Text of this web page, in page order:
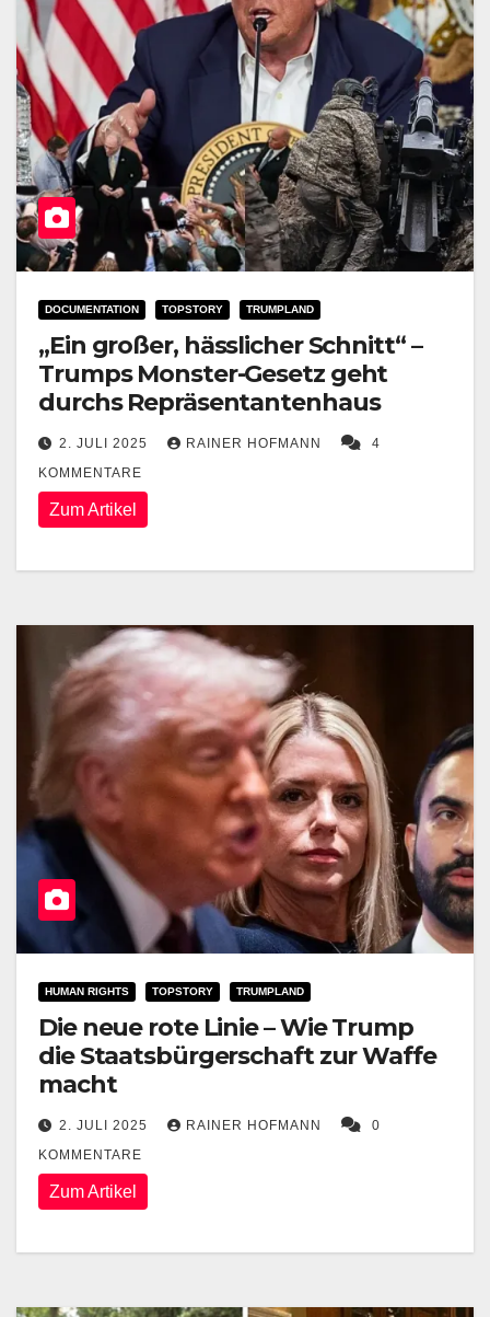
DOCUMENTATION TOPSTORY TRUMPLAND
„Ein großer, hässlicher Schnitt“ –
Trumps Monster-Gesetz geht
durchs Repräsentantenhaus
2. JULI 2025 RAINER HOFMANN
4
KOMMENTARE
Zum Artikel
HUMAN RIGHTS TOPSTORY TRUMPLAND
Die neue rote Linie – Wie Trump
die Staatsbürgerschaft zur Waffe
macht
2. JULI 2025 RAINER HOFMANN
0
KOMMENTARE
Zum Artikel